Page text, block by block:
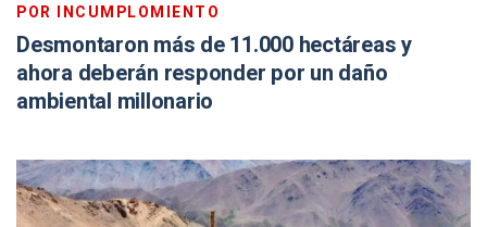
POR INCUMPLOMIENTO
Desmontaron más de 11.000 hectáreas y
ahora deberán responder por un daño
ambiental millonario